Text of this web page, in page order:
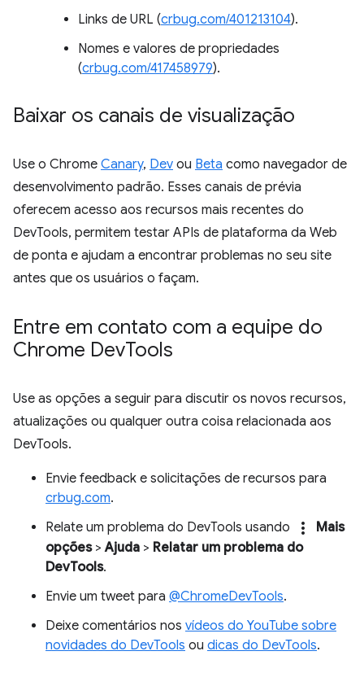
Links de URL (crbug.com/401213104).
Nomes e valores de propriedades
(crbug.com/417458979).
Baixar os canais de visualização
Use o Chrome Canary, Dev ou Beta como navegador de
desenvolvimento padrão. Esses canais de prévia
oferecem acesso aos recursos mais recentes do
DevTools, permitem testar APIs de plataforma da Web
de ponta e ajudam a encontrar problemas no seu site
antes que os usuários o façam.
Entre em contato com a equipe do
Chrome DevTools
Use as opções a seguir para discutir os novos recursos,
atualizações ou qualquer outra coisa relacionada aos
DevTools.
Envie feedback e solicitações de recursos para
crbug.com.
Relate um problema do DevTools usando
more_vert
Mais
opções>Ajuda > Relatar um problema do
DevTools.
Envie um tweet para @ChromeDevTools.
Deixe comentários nos vídeos do YouTube sobre
novidades do DevTools ou dicas do DevTools.